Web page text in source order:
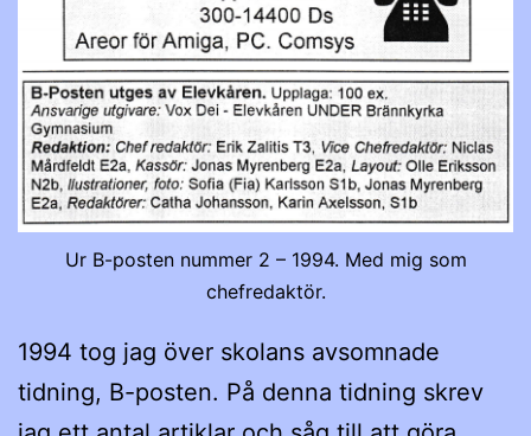
Ur B-posten nummer 2 – 1994. Med mig som
chefredaktör.
1994 tog jag över skolans avsomnade
tidning, B-posten. På denna tidning skrev